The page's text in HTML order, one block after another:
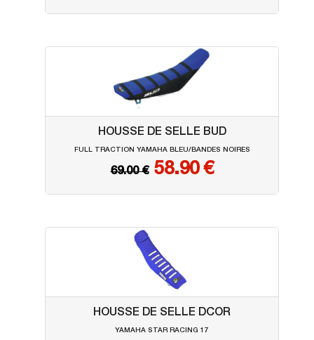
HOUSSE DE SELLE BUD
FULL TRACTION YAMAHA BLEU/BANDES NOIRES
69.00 €58.90 €
HOUSSE DE SELLE DCOR
YAMAHA STAR RACING 17